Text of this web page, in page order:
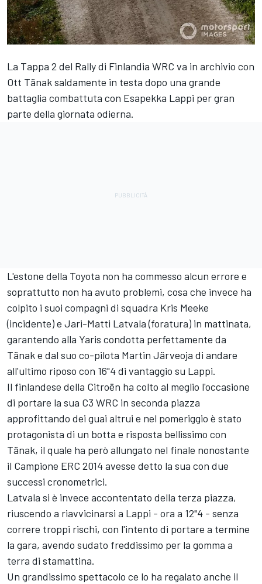
La Tappa 2 del Rally di Finlandia WRC va in archivio con
Ott Tänak saldamente in testa dopo una grande
battaglia combattuta con Esapekka Lappi per gran
parte della giornata odierna.
L'estone della Toyota non ha commesso alcun errore e
soprattutto non ha avuto problemi, cosa che invece ha
colpito i suoi compagni di squadra Kris Meeke
(incidente) e Jari-Matti Latvala (foratura) in mattinata,
garantendo alla Yaris condotta perfettamente da
Tänak e dal suo co-pilota Martin Järveoja di andare
all'ultimo riposo con 16"4 di vantaggio su Lappi.
Il finlandese della Citroën ha colto al meglio l'occasione
di portare la sua C3 WRC in seconda piazza
approfittando dei guai altrui e nel pomeriggio è stato
protagonista di un botta e risposta bellissimo con
Tänak, il quale ha però allungato nel finale nonostante
il Campione ERC 2014 avesse detto la sua con due
successi cronometrici.
Latvala si è invece accontentato della terza piazza,
riuscendo a riavvicinarsi a Lappi - ora a 12"4 - senza
correre troppi rischi, con l'intento di portare a termine
la gara, avendo sudato freddissimo per la gomma a
terra di stamattina.
Un grandissimo spettacolo ce lo ha regalato anche il